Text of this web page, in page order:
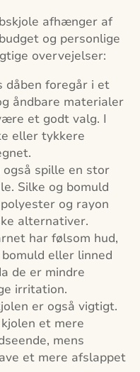
afhænger af
og personlige
overvejelser:
dåben foregår i et
åndbare materialer
et godt valg. I
eller tykkere
spille en stor
Silke og bomuld
og rayon
alternativer.
har følsom hud,
eller linned
de er mindre
irritation.
er også vigtigt.
et mere
mens
et mere afslappet